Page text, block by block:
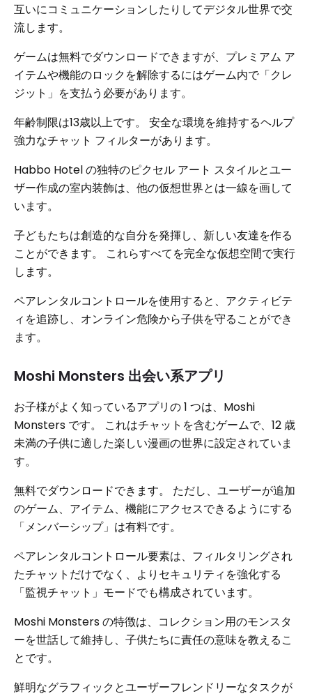
互いにコミュニケーションしたりしてデジタル世界で交
流します。
ゲームは無料でダウンロードできますが、プレミアム ア
イテムや機能のロックを解除するにはゲーム内で「クレ
ジット」を支払う必要があります。
年齢制限は13歳以上です。 安全な環境を維持するヘルプ
強力なチャット フィルターがあります。
Habbo Hotel の独特のピクセル アート スタイルとユー
ザー作成の室内装飾は、他の仮想世界とは一線を画して
います。
子どもたちは創造的な自分を発揮し、新しい友達を作る
ことができます。 これらすべてを完全な仮想空間で実行
します。
ペアレンタルコントロールを使用すると、アクティビテ
ィを追跡し、オンライン危険から子供を守ることができ
ます。
Moshi Monsters 出会い系アプリ
お子様がよく知っているアプリの 1 つは、Moshi
Monsters です。 これはチャットを含むゲームで、12 歳
未満の子供に適した楽しい漫画の世界に設定されていま
す。
無料でダウンロードできます。 ただし、ユーザーが追加
のゲーム、アイテム、機能にアクセスできるようにする
「メンバーシップ」は有料です。
ペアレンタルコントロール要素は、フィルタリングされ
たチャットだけでなく、よりセキュリティを強化する
「監視チャット」モードでも構成されています。
Moshi Monsters の特徴は、コレクション用のモンスタ
ーを世話して維持し、子供たちに責任の意味を教えるこ
とです。
鮮明なグラフィックとユーザーフレンドリーなタスクが